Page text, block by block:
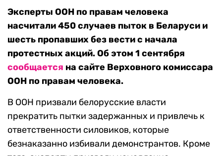
Эксперты ООН по правам человека
насчитали 450 случаев пыток в Беларуси и
шесть пропавших без вести с начала
протестных акций. Об этом 1 сентября
сообщается на сайте Верховного комиссара
ООН по правам человека.
В ООН призвали белорусские власти
прекратить пытки задержанных и привлечь к
ответственности силовиков, которые
безнаказанно избивали демонстрантов. Кроме